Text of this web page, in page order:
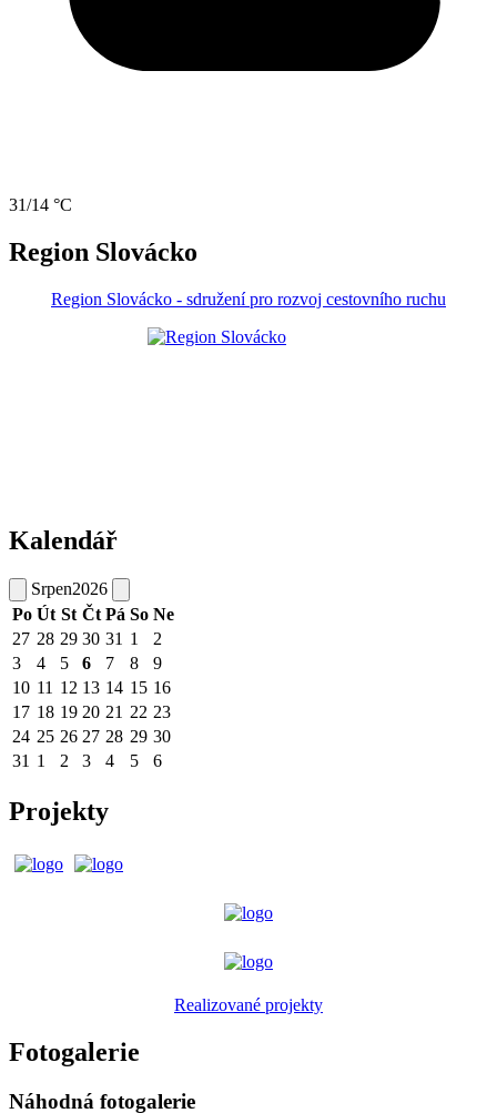
31/14 °C
Region Slovácko
Region Slovácko - sdružení pro rozvoj cestovního ruchu
Kalendář
Srpen2026
Po Út St Čt Pá So Ne
27 28 29 30 31 1
2
3
4 5 6 7 8
9
10 11 12 13 14 15 16
17 18 19 20 21 22 23
24 25 26 27 28 29 30
31 1 2 3 4 5 6
Projekty
Realizované projekty
Fotogalerie
Náhodná fotogalerie